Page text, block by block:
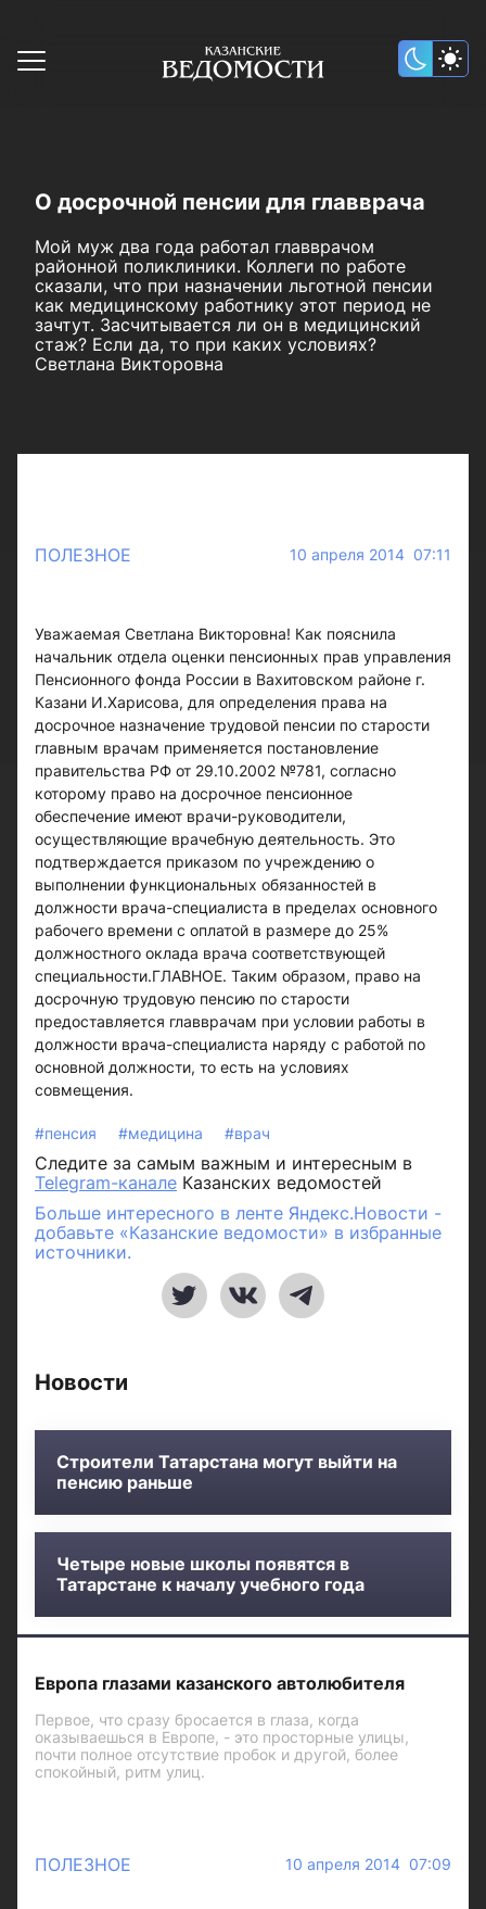
О досрочной пенсии для главврача
Мой муж два года работал главврачом
районной поликлиники. Коллеги по работе
сказали, что при назначении льготной пенсии
как медицинскому работнику этот период не
зачтут. Засчитывается ли он в медицинский
стаж? Если да, то при каких условиях?
Светлана Викторовна
ПОЛЕЗНОЕ 10 апреля 2014 07:11
Уважаемая Светлана Викторовна! Как пояснила
начальник отдела оценки пенсионных прав управления
Пенсионного фонда России в Вахитовском районе г.
Казани И.Харисова, для определения права на
досрочное назначение трудовой пенсии по старости
главным врачам применяется постановление
правительства РФ от 29.10.2002 №781, согласно
которому право на досрочное пенсионное
обеспечение имеют врачи-руководители,
осуществляющие врачебную деятельность. Это
подтверждается приказом по учреждению о
выполнении функциональных обязанностей в
должности врача-специалиста в пределах основного
рабочего времени с оплатой в размере до 25%
должностного оклада врача соответствующей
специальности.ГЛАВНОЕ. Таким образом, право на
досрочную трудовую пенсию по старости
предоставляется главврачам при условии работы в
должности врача-специалиста наряду с работой по
основной должности, то есть на условиях
совмещения.
#пенсия #медицина #врач
Следите за самым важным и интересным в
Telegram-канале Казанских ведомостей
Больше интересного в ленте Яндекс.Новости -
добавьте «Казанские ведомости» в избранные
источники.
Новости
Строители Татарстана могут выйти на
пенсию раньше
Четыре новые школы появятся в
Татарстане к началу учебного года
Европа глазами казанского автолюбителя
Первое, что сразу бросается в глаза, когда
оказываешься в Европе, - это просторные улицы,
почти полное отсутствие пробок и другой, более
спокойный, ритм улиц.
ПОЛЕЗНОЕ 10 апреля 2014 07:09